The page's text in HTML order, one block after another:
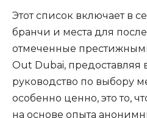
Этот список включает в
бранчи и места для
отмеченные
Out Dubai, предоставляя
руководство по выбору
особенно ценно, это то,
на основе опыта